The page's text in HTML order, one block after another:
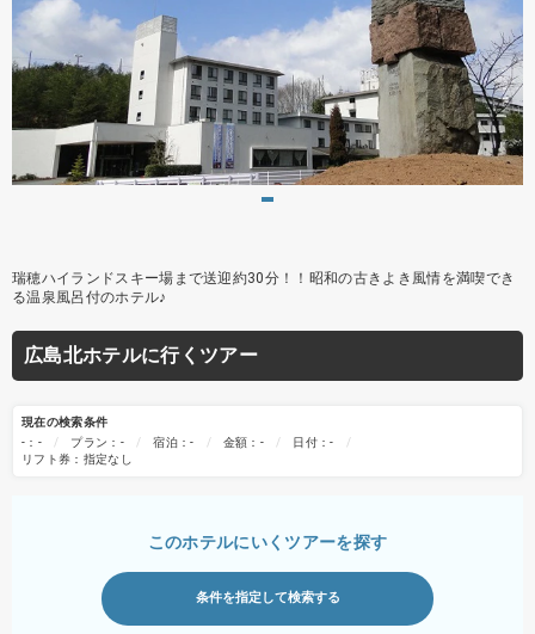
瑞穂ハイランドスキー場まで送迎約30分！！昭和の古きよき風情を満喫でき
る温泉風呂付のホテル♪
広島北ホテルに行くツアー
現在の検索条件
-：-
プラン：- 宿泊：- 金額：-
日付：-
リフト券：指定なし
このホテルにいくツアーを探す
条件を指定して検索する